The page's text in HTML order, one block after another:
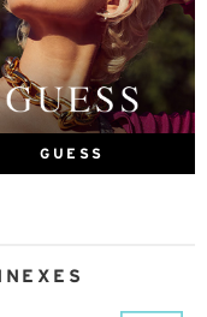
GUESS